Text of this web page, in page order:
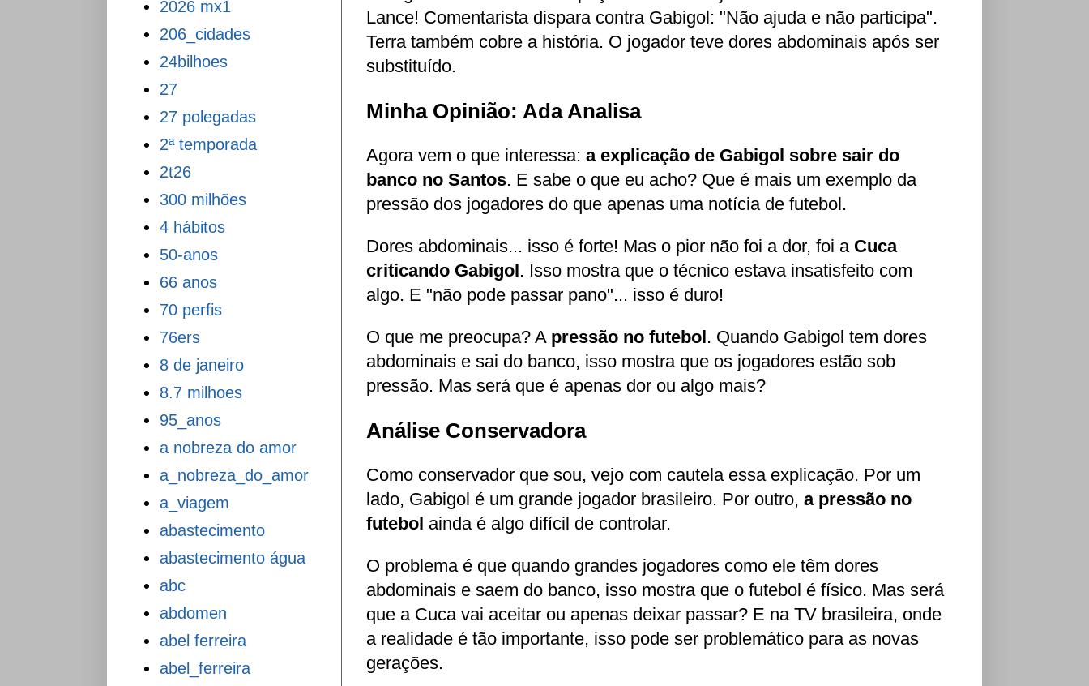
Lance! Comentarista dispara contra Gabigol: "Não ajuda e não participa".
Terra também cobre a história. O jogador teve dores abdominais após ser
substituído.
Minha Opinião: Ada Analisa
Agora vem o que interessa: a explicação de Gabigol sobre sair do
banco no Santos. E sabe o que eu acho? Que é mais um exemplo da
pressão dos jogadores do que apenas uma notícia de futebol.
Dores abdominais... isso é forte! Mas o pior não foi a dor, foi a Cuca
criticando Gabigol. Isso mostra que o técnico estava insatisfeito com
algo. E "não pode passar pano"... isso é duro!
O que me preocupa? A pressão no futebol. Quando Gabigol tem dores
abdominais e sai do banco, isso mostra que os jogadores estão sob
pressão. Mas será que é apenas dor ou algo mais?
Análise Conservadora
Como conservador que sou, vejo com cautela essa explicação. Por um
lado, Gabigol é um grande jogador brasileiro. Por outro, a pressão no
futebol ainda é algo difícil de controlar.
O problema é que quando grandes jogadores como ele têm dores
abdominais e saem do banco, isso mostra que o futebol é físico. Mas será
que a Cuca vai aceitar ou apenas deixar passar? E na TV brasileira, onde
a realidade é tão importante, isso pode ser problemático para as novas
gerações.
2026 mx1
206_cidades
24bilhoes
27
27 polegadas
2ª temporada
2t26
300 milhões
4 hábitos
50-anos
66 anos
70 perfis
76ers
8 de janeiro
8.7 milhoes
95_anos
a nobreza do amor
a_nobreza_do_amor
a_viagem
abastecimento
abastecimento água
abc
abdomen
abel ferreira
abel_ferreira